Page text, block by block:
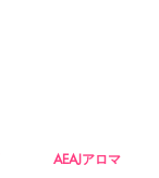
AEAJアロマ